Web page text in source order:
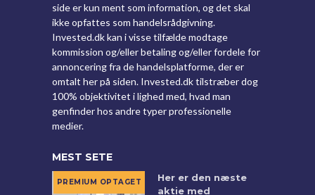
side er kun ment som information, og det skal
ikke opfattes som handelsrådgivning.
Invested.dk kan i visse tilfælde modtage
kommission og/eller betaling og/eller fordele for
annoncering fra de handelsplatforme, der er
omtalt her på siden. Invested.dk tilstræber dog
100% objektivitet i lighed med, hvad man
genfinder hos andre typer professionelle
medier.
MEST SETE
Her er den næste
aktie med